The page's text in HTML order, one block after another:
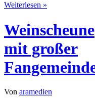
Weiterlesen »
Weinscheune
mit großer
Von aramedien